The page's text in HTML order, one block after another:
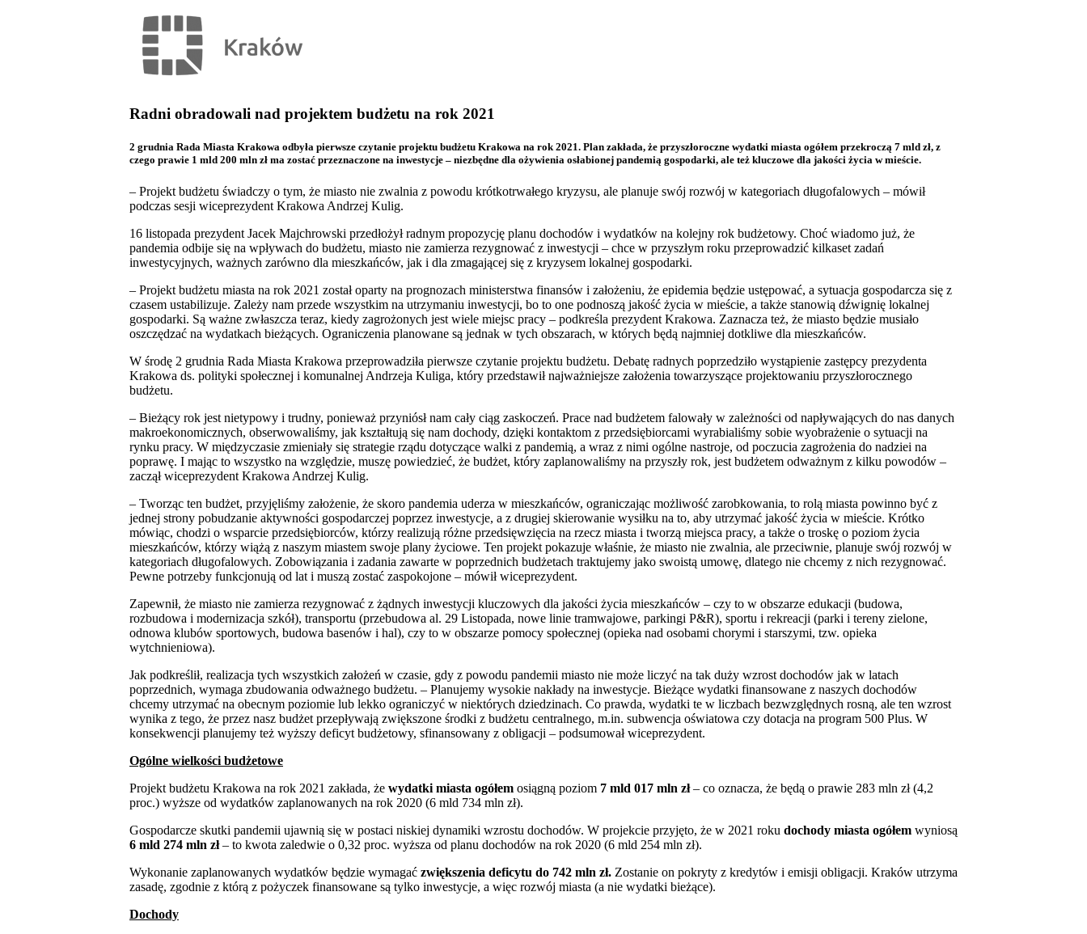
Radni obradowali nad projektem budżetu na rok 2021
2 grudnia Rada Miasta Krakowa odbyła pierwsze czytanie projektu budżetu Krakowa na rok 2021. Plan zakłada, że przyszłoroczne wydatki miasta ogółem przekroczą 7 mld zł, z
czego prawie 1 mld 200 mln zł ma zostać przeznaczone na inwestycje – niezbędne dla ożywienia osłabionej pandemią gospodarki, ale też kluczowe dla jakości życia w mieście.
– Projekt budżetu świadczy o tym, że miasto nie zwalnia z powodu krótkotrwałego kryzysu, ale planuje swój rozwój w kategoriach długofalowych – mówił
podczas sesji wiceprezydent Krakowa Andrzej Kulig.
16 listopada prezydent Jacek Majchrowski przedłożył radnym propozycję planu dochodów i wydatków na kolejny rok budżetowy. Choć wiadomo już, że
pandemia odbije się na wpływach do budżetu, miasto nie zamierza rezygnować z inwestycji – chce w przyszłym roku przeprowadzić kilkaset zadań
inwestycyjnych, ważnych zarówno dla mieszkańców, jak i dla zmagającej się z kryzysem lokalnej gospodarki.
– Projekt budżetu miasta na rok 2021 został oparty na prognozach ministerstwa finansów i założeniu, że epidemia będzie ustępować, a sytuacja gospodarcza się z
czasem ustabilizuje. Zależy nam przede wszystkim na utrzymaniu inwestycji, bo to one podnoszą jakość życia w mieście, a także stanowią dźwignię lokalnej
gospodarki. Są ważne zwłaszcza teraz, kiedy zagrożonych jest wiele miejsc pracy – podkreśla prezydent Krakowa. Zaznacza też, że miasto będzie musiało
oszczędzać na wydatkach bieżących. Ograniczenia planowane są jednak w tych obszarach, w których będą najmniej dotkliwe dla mieszkańców.
W środę 2 grudnia Rada Miasta Krakowa przeprowadziła pierwsze czytanie projektu budżetu. Debatę radnych poprzedziło wystąpienie zastępcy prezydenta
Krakowa ds. polityki społecznej i komunalnej Andrzeja Kuliga, który przedstawił najważniejsze założenia towarzyszące projektowaniu przyszłorocznego
budżetu.
– Bieżący rok jest nietypowy i trudny, ponieważ przyniósł nam cały ciąg zaskoczeń. Prace nad budżetem falowały w zależności od napływających do nas danych
makroekonomicznych, obserwowaliśmy, jak kształtują się nam dochody, dzięki kontaktom z przedsiębiorcami wyrabialiśmy sobie wyobrażenie o sytuacji na
rynku pracy. W międzyczasie zmieniały się strategie rządu dotyczące walki z pandemią, a wraz z nimi ogólne nastroje, od poczucia zagrożenia do nadziei na
poprawę. I mając to wszystko na względzie, muszę powiedzieć, że budżet, który zaplanowaliśmy na przyszły rok, jest budżetem odważnym z kilku powodów –
zaczął wiceprezydent Krakowa Andrzej Kulig.
– Tworząc ten budżet, przyjęliśmy założenie, że skoro pandemia uderza w mieszkańców, ograniczając możliwość zarobkowania, to rolą miasta powinno być z
jednej strony pobudzanie aktywności gospodarczej poprzez inwestycje, a z drugiej skierowanie wysiłku na to, aby utrzymać jakość życia w mieście. Krótko
mówiąc, chodzi o wsparcie przedsiębiorców, którzy realizują różne przedsięwzięcia na rzecz miasta i tworzą miejsca pracy, a także o troskę o poziom życia
mieszkańców, którzy wiążą z naszym miastem swoje plany życiowe. Ten projekt pokazuje właśnie, że miasto nie zwalnia, ale przeciwnie, planuje swój rozwój w
kategoriach długofalowych. Zobowiązania i zadania zawarte w poprzednich budżetach traktujemy jako swoistą umowę, dlatego nie chcemy z nich rezygnować.
Pewne potrzeby funkcjonują od lat i muszą zostać zaspokojone – mówił wiceprezydent.
Zapewnił, że miasto nie zamierza rezygnować z żądnych inwestycji kluczowych dla jakości życia mieszkańców – czy to w obszarze edukacji (budowa,
rozbudowa i modernizacja szkół), transportu (przebudowa al. 29 Listopada, nowe linie tramwajowe, parkingi P&R), sportu i rekreacji (parki i tereny zielone,
odnowa klubów sportowych, budowa basenów i hal), czy to w obszarze pomocy społecznej (opieka nad osobami chorymi i starszymi, tzw. opieka
wytchnieniowa).
Jak podkreślił, realizacja tych wszystkich założeń w czasie, gdy z powodu pandemii miasto nie może liczyć na tak duży wzrost dochodów jak w latach
poprzednich, wymaga zbudowania odważnego budżetu. – Planujemy wysokie nakłady na inwestycje. Bieżące wydatki finansowane z naszych dochodów
chcemy utrzymać na obecnym poziomie lub lekko ograniczyć w niektórych dziedzinach. Co prawda, wydatki te w liczbach bezwzględnych rosną, ale ten wzrost
wynika z tego, że przez nasz budżet przepływają zwiększone środki z budżetu centralnego, m.in. subwencja oświatowa czy dotacja na program 500 Plus. W
konsekwencji planujemy też wyższy deficyt budżetowy, sfinansowany z obligacji – podsumował wiceprezydent.
Ogólne wielkości budżetowe
Projekt budżetu Krakowa na rok 2021 zakłada, że wydatki miasta ogółem osiągną poziom 7 mld 017 mln zł– co oznacza, że będą o prawie 283 mln zł (4,2
proc.) wyższe od wydatków zaplanowanych na rok 2020 (6 mld 734 mln zł).
Gospodarcze skutki pandemii ujawnią się w postaci niskiej dynamiki wzrostu dochodów. W projekcie przyjęto, że w 2021 roku dochody miasta ogółem wyniosą
6 mld 274 mln zł– to kwota zaledwie o 0,32 proc. wyższa od planu dochodów na rok 2020 (6 mld 254 mln zł).
Wykonanie zaplanowanych wydatków będzie wymagać zwiększenia deficytu do 742 mln zł. Zostanie on pokryty z kredytów i emisji obligacji. Kraków utrzyma
zasadę, zgodnie z którą z pożyczek finansowane są tylko inwestycje, a więc rozwój miasta (a nie wydatki bieżące).
Dochody